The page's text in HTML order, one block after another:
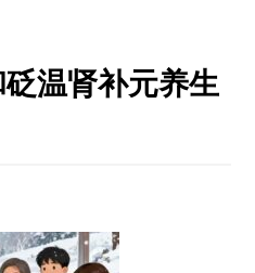
温肾补元养生